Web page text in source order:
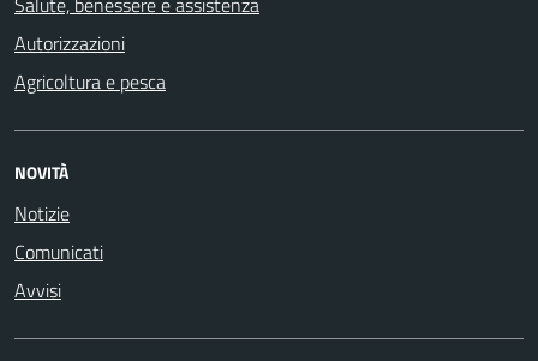
Autorizzazioni
Agricoltura e pesca
NOVITÀ
Notizie
Comunicati
Avvisi